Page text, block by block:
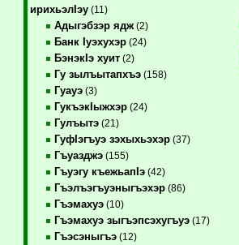
ирихьэлIэу(11)
Адыгэбзэр ядж(2)
Банк Iуэхухэр(24)
БэнэкIэ хуит(2)
Гу зылъытапхъэ(158)
Гуауэ(3)
ГукъэкIыжхэр(24)
Гулъытэ(21)
ГуфIэгъуэ зэхыхьэхэр(37)
Гъуазджэ(155)
Гъуэгу къежьапIэ(42)
Гъэлъэгъуэныгъэхэр(86)
Гъэмахуэ(10)
Гъэмахуэ зыгъэпсэхугъуэ(17)
Гъэсэныгъэ(12)